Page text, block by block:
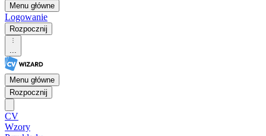
Menu główne
Logowanie
Rozpocznij
...
Menu główne
Rozpocznij
CV
Wzory